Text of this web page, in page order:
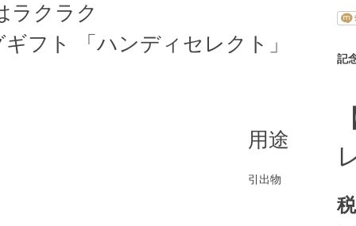
ラクラク
フト 「ハンディセレクト」
用途
引出物
記